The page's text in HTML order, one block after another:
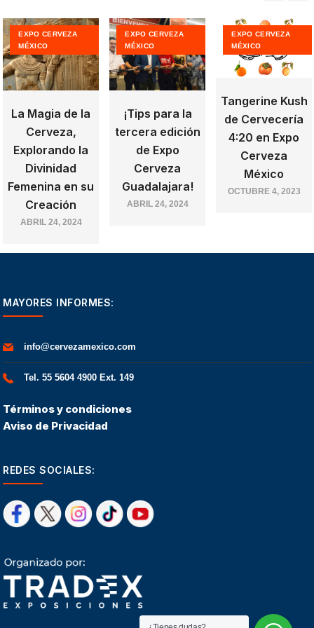
EXPO CERVEZA
MÉXICO
La Magia de la
Cerveza,
Explorando la
Divinidad
Femenina en su
Creación
ABRIL 24, 2024
EXPO CERVEZA
MÉXICO
¡Tips para la
tercera edición
de Expo
Cerveza
Guadalajara!
ABRIL 24, 2024
EXPO CERVEZA
MÉXICO
Tangerine Kush
de Cervecería
4:20 en Expo
Cerveza
México
OCTUBRE 4, 2023
MAYORES INFORMES:
info@cervezamexico.com
Tel. 55 5604 4900 Ext. 149
Términos y condiciones
Aviso de Privacidad
REDES SOCIALES: